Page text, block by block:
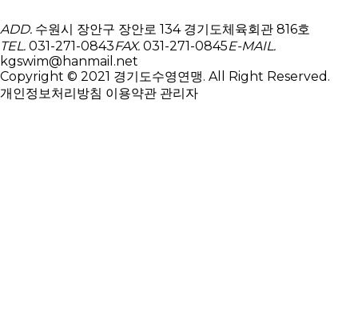
ADD. 수원시 장안구 장안로 134 경기도체육회관 816호
TEL. 031-271-0843FAX. 031-271-0845E-MAIL.
kgswim@hanmail.net
Copyright © 2021 경기도수영연맹. All Right Reserved.
개인정보처리방침 이용약관 관리자